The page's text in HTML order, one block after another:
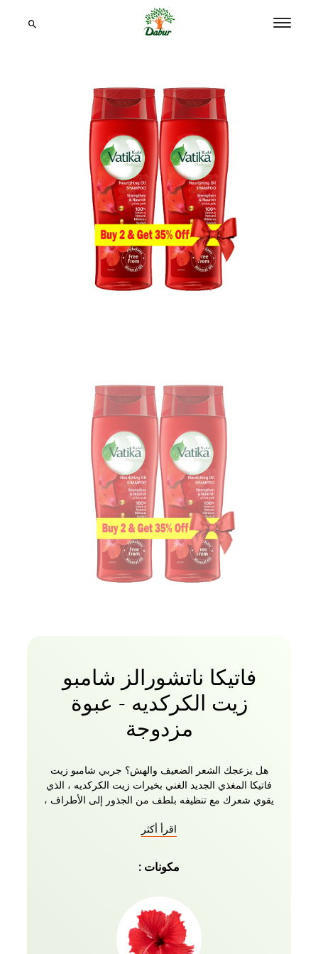
فاتيكا ناتشورالز شامبو
زيت الكركديه - عبوة
مزدوجة
هل يزعجك الشعر الضعيف والهش؟ جربي شامبو زيت
فاتيكا المغذي الجديد الغني بخيرات زيت الكركديه ، الذي
يقوي شعرك مع تنظيفه بلطف من الجذور إلى الأطراف ،
والترحيب بخصلات شعرك الصحية والسميكة واللامعة مع
سوف ينظف ويقوي شعرك بلطف بينما يغذيه من الجذور
إلى الأطراف! المكونات الطبيعية الموثوقة تعمل العجائب
الشامبو الخالية من الكبريتات، ثم اشطفيه بالماء للحصول
على شعر ناعم وسلس وصحي المظهر. التركيبة الجديدة
والمحسنة لمجموعة شامبو زيت فاتيكا ناتشورالز ضد
اقرأ أكثر
مكونات :